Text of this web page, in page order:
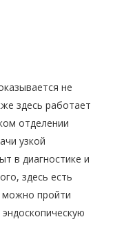
не
здесь работает
отделении
узкой
в диагностике и
здесь есть
можно пройти